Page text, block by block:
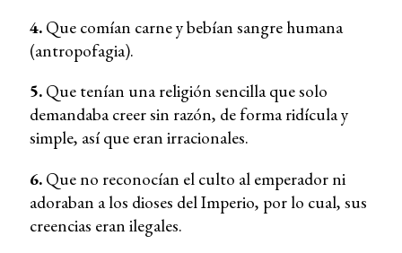
4.Que comían carne y bebían sangre humana
(antropofagia).
5.Que tenían una religión sencilla que solo
demandaba creer sin razón, de forma ridícula y
simple, así que eran irracionales.
6.Que no reconocían el culto al emperador ni
adoraban a los dioses del Imperio, por lo cual, sus
creencias eran ilegales.